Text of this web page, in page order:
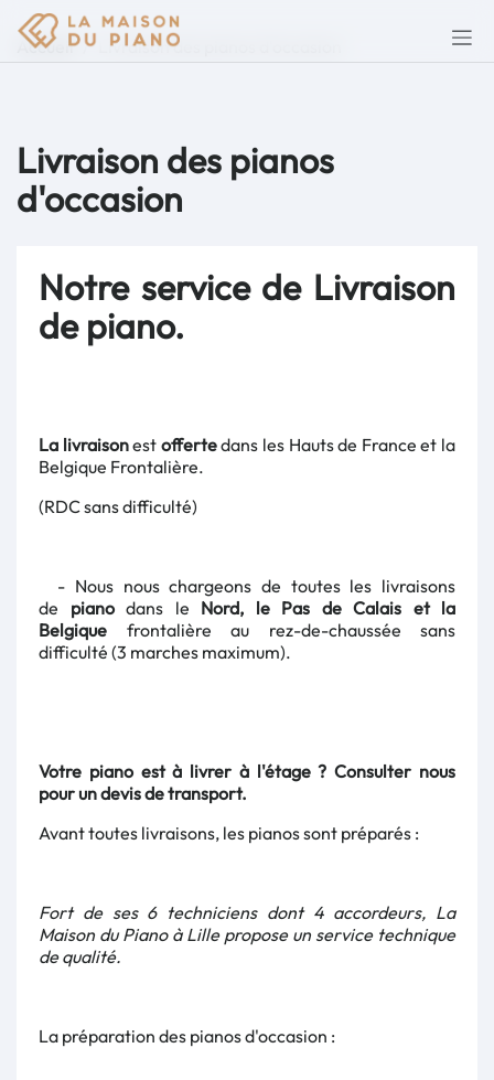
Accueil Livraison des pianos d'occasion
Livraison des pianos
d'occasion
Notre service de Livraison
de piano.
La livraisonest offertedans les Hauts de France et la
Belgique Frontalière.
(RDC sans difficulté)
- Nous nous chargeons de toutes les livraisons
de pianodans le Nord, le Pas de Calais et la
Belgique frontalière au rez-de-chaussée sans
difficulté (3 marches maximum).
Votre piano est à livrer à l'étage ? Consulter nous
pour un devis de transport.
Avant toutes livraisons, les pianos sont préparés :
Fort de ses 6 techniciens dont 4 accordeurs, La
Maison du Piano à Lille propose un service technique
de qualité.
La préparation des pianos d'occasion :